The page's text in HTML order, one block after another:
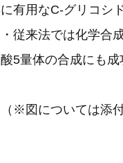
に有用なC-グリコシ
・従来法では化学合
酸5量体の合成にも成
（※図については添